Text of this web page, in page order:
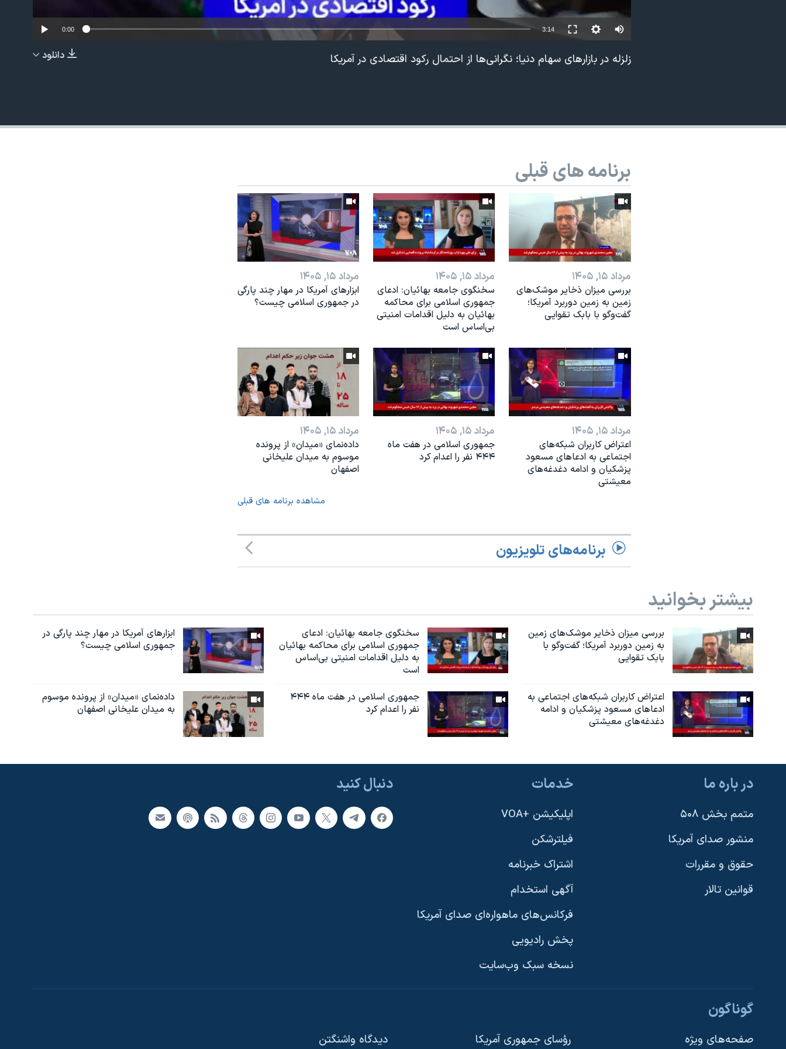
زبانهای مختلف
EMBED
0:00 3:14
دانلود زلزله در بازارهای سهام دنیا؛ نگرانی‌ها از احتمال رکود اقتصادی در آمریکا
برنامه های قبلی
مرداد ۱۵, ۱۴۰۵
بررسی میزان ذخایر موشک‌های
زمین به زمین دوربرد آمریکا؛
گفت‌وگو با بابک تقوایی
مرداد ۱۵, ۱۴۰۵
سخنگوی جامعه بهائیان: ادعای
جمهوری اسلامی برای محاکمه
بهائیان به دلیل اقدامات امنیتی
بی‌اساس است
مرداد ۱۵, ۱۴۰۵
ابزارهای آمریکا در مهار چند پارگی
در جمهوری اسلامی چیست؟
مرداد ۱۵, ۱۴۰۵
اعتراض کاربران شبکه‌های
اجتماعی به ادعاهای مسعود
پزشکیان و ادامه دغدغه‌های
معیشتی
مرداد ۱۵, ۱۴۰۵
جمهوری اسلامی در هفت ماه
۴۴۴ نفر را اعدام کرد
مرداد ۱۵, ۱۴۰۵
داده‌نمای «میدان» از پرونده
موسوم به میدان علیخانی
اصفهان
مشاهده برنامه های قبلی
برنامه‌های تلویزیون
بیشتر بخوانید
بررسی میزان ذخایر موشک‌های زمین
به زمین دوربرد آمریکا؛ گفت‌وگو با
بابک تقوایی
سخنگوی جامعه بهائیان: ادعای
جمهوری اسلامی برای محاکمه بهائیان
به دلیل اقدامات امنیتی بی‌اساس
است
ابزارهای آمریکا در مهار چند پارگی در
جمهوری اسلامی چیست؟
اعتراض کاربران شبکه‌های اجتماعی به
ادعاهای مسعود پزشکیان و ادامه
دغدغه‌های معیشتی
جمهوری اسلامی در هفت ماه ۴۴۴
نفر را اعدام کرد
داده‌نمای «میدان» از پرونده موسوم
به میدان علیخانی اصفهان
دنبال کنید در باره ما
متمم بخش ۵۰۸
منشور صدای آمریکا
حقوق و مقررات
قوانین تالار
خدمات
اپلیکیشن +VOA
فیلترشکن
اشتراک خبرنامه
آگهی استخدام
فرکانس‌های ماهواره‌ای صدای آمریکا
پخش رادیویی
نسخه سبک وب‌سایت
گوناگون
صفحه‌های ویژه رؤسای جمهوری آمریکا دیدگاه‌ واشنگتن